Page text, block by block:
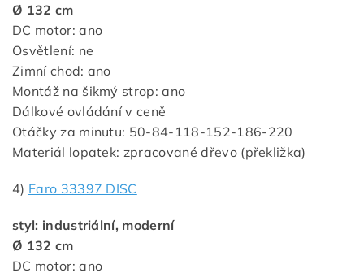
Ø 132 cm
DC motor: ano
Osvětlení: ne
Zimní chod: ano
Montáž na šikmý strop: ano
Dálkové ovládání v ceně
Otáčky za minutu: 50-84-118-152-186-220
Materiál lopatek: zpracované dřevo (překližka)
4) Faro 33397 DISC
styl: industriální, moderní
Ø 132 cm
DC motor: ano